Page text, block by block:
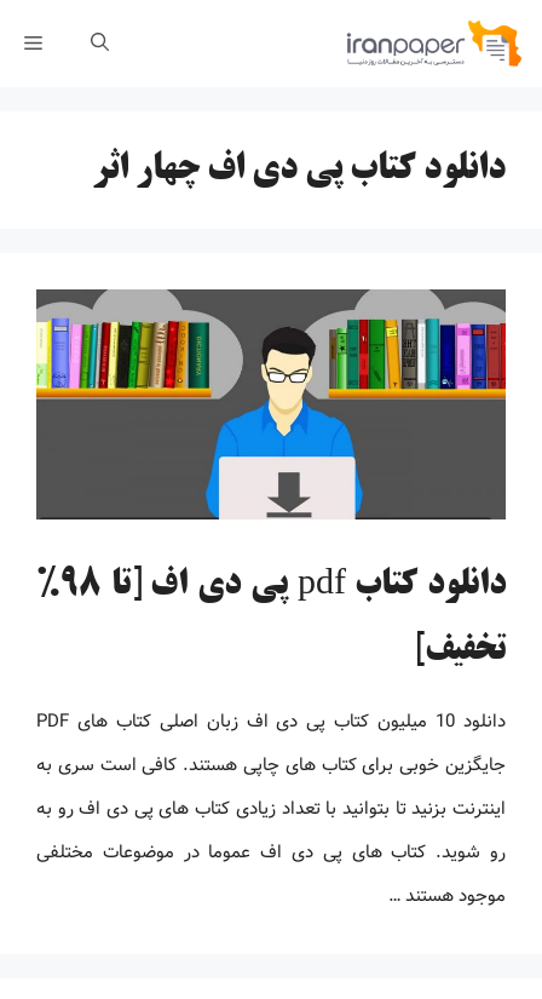
پرش
دانلود کتاب پی دی اف چهار اثر
دانلود کتاب pdf پی دی اف [تا 98%
تخفیف]
دانلود 10 میلیون کتاب پی دی اف زبان اصلی کتاب های PDF
جایگزین خوبی برای کتاب های چاپی هستند. کافی است سری به
اینترنت بزنید تا بتوانید با تعداد زیادی کتاب های پی دی اف رو به
رو شوید. کتاب های پی دی اف عموما در موضوعات مختلفی
موجود هستند …